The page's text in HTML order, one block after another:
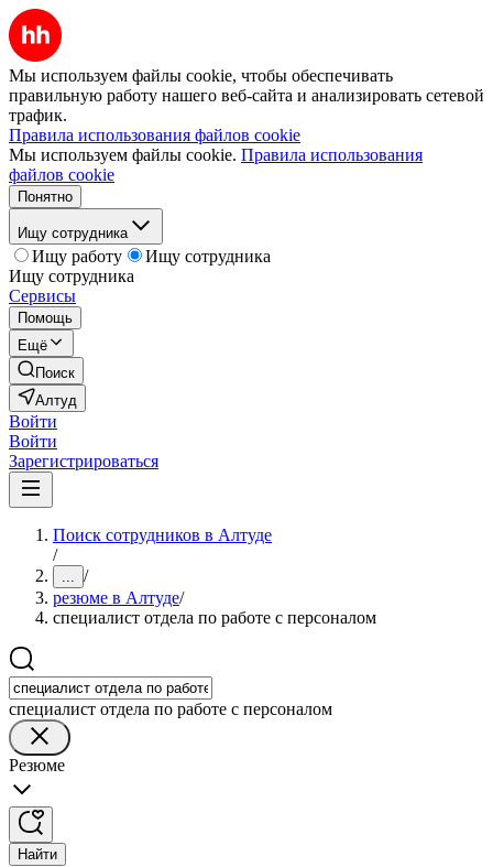
Мы используем файлы cookie, чтобы обеспечивать
правильную работу нашего веб-сайта и анализировать сетевой
трафик.
Правила использования файлов cookie
Мы используем файлы cookie. Правила использования
файлов cookie
Понятно
Ищу сотрудника
Ищу работу
Ищу сотрудника
Ищу сотрудника
Сервисы
Помощь
Ещё
Поиск
Алтуд
Войти
Войти
Зарегистрироваться
Поиск сотрудников в Алтуде
/
... /
резюме в Алтуде/
специалист отдела по работе с персоналом
специалист отдела по работе с персоналом
Резюме
Найти